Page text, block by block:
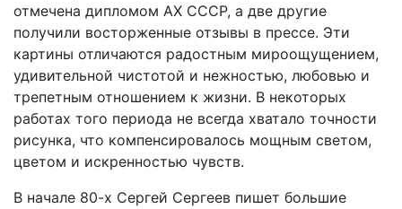
отмечена дипломом АХ СССР, а две другие
получили восторженные отзывы в прессе. Эти
картины отличаются радостным мироощущением,
удивительной чистотой и нежностью, любовью и
трепетным отношением к жизни. В некоторых
работах того периода не всегда хватало точности
рисунка, что компенсировалось мощным светом,
цветом и искренностью чувств.
В начале 80-х Сергей Сергеев пишет большие